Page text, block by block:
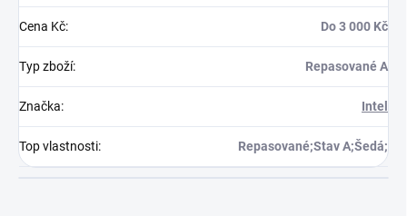
Cena Kč: Do 3 000 Kč
Typ zboží: Repasované A
Značka: Intel
Top vlastnosti: Repasované;Stav A;Šedá;